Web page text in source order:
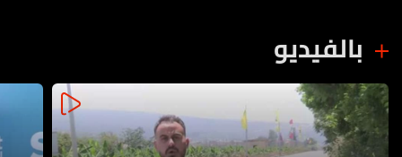
بالفيديو